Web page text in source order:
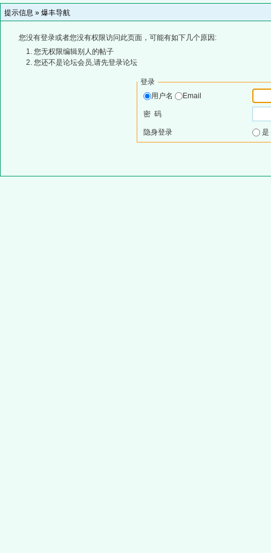
提示信息 » 爆丰导航
您没有登录或者您没有权限访问此页面，可能有如下几个原因:
您无权限编辑别人的帖子
您还不是论坛会员,请先登录论坛
登录
用户名
Email
密 码
隐身登录